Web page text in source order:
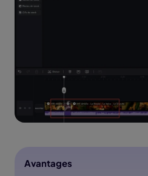
Avantages